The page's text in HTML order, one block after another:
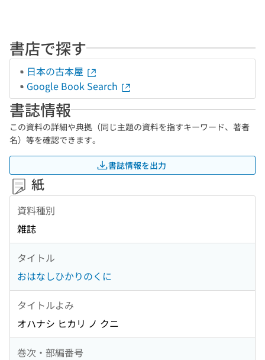
書店で探す
日本の古本屋
Google Book Search
書誌情報
この資料の詳細や典拠（同じ主題の資料を指すキーワード、著者
名）等を確認できます。
書誌情報を出力
紙
資料種別
雑誌
タイトル
おはなしひかりのくに
タイトルよみ
オハナシ ヒカリ ノ クニ
巻次・部編番号